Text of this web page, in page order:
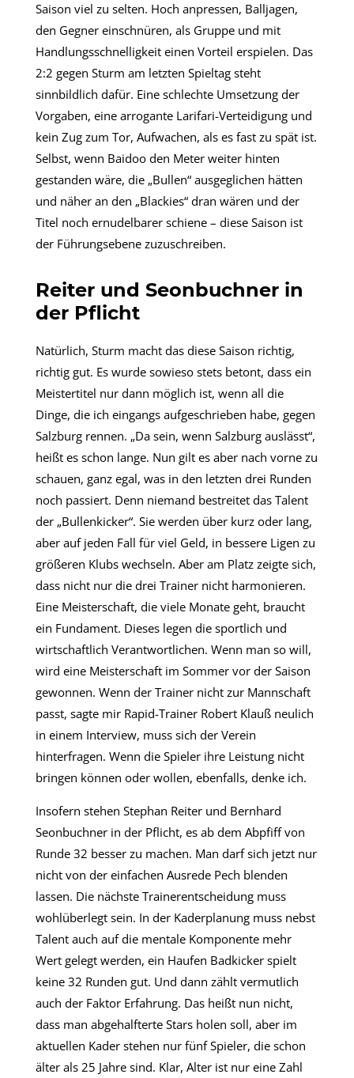
Saison viel zu selten. Hoch anpressen, Balljagen,
den Gegner einschnüren, als Gruppe und mit
Handlungsschnelligkeit einen Vorteil erspielen. Das
2:2 gegen Sturm am letzten Spieltag steht
sinnbildlich dafür. Eine schlechte Umsetzung der
Vorgaben, eine arrogante Larifari-Verteidigung und
kein Zug zum Tor, Aufwachen, als es fast zu spät ist.
Selbst, wenn Baidoo den Meter weiter hinten
gestanden wäre, die „Bullen“ ausgeglichen hätten
und näher an den „Blackies“ dran wären und der
Titel noch ernudelbarer schiene – diese Saison ist
der Führungsebene zuzuschreiben.
Reiter und Seonbuchner in
der Pflicht
Natürlich, Sturm macht das diese Saison richtig,
richtig gut. Es wurde sowieso stets betont, dass ein
Meistertitel nur dann möglich ist, wenn all die
Dinge, die ich eingangs aufgeschrieben habe, gegen
Salzburg rennen. „Da sein, wenn Salzburg auslässt“,
heißt es schon lange. Nun gilt es aber nach vorne zu
schauen, ganz egal, was in den letzten drei Runden
noch passiert. Denn niemand bestreitet das Talent
der „Bullenkicker“. Sie werden über kurz oder lang,
aber auf jeden Fall für viel Geld, in bessere Ligen zu
größeren Klubs wechseln. Aber am Platz zeigte sich,
dass nicht nur die drei Trainer nicht harmonieren.
Eine Meisterschaft, die viele Monate geht, braucht
ein Fundament. Dieses legen die sportlich und
wirtschaftlich Verantwortlichen. Wenn man so will,
wird eine Meisterschaft im Sommer vor der Saison
gewonnen. Wenn der Trainer nicht zur Mannschaft
passt, sagte mir Rapid-Trainer Robert Klauß neulich
in einem Interview, muss sich der Verein
hinterfragen. Wenn die Spieler ihre Leistung nicht
bringen können oder wollen, ebenfalls, denke ich.
Insofern stehen Stephan Reiter und Bernhard
Seonbuchner in der Pflicht, es ab dem Abpfiff von
Runde 32 besser zu machen. Man darf sich jetzt nur
nicht von der einfachen Ausrede Pech blenden
lassen. Die nächste Trainerentscheidung muss
wohlüberlegt sein. In der Kaderplanung muss nebst
Talent auch auf die mentale Komponente mehr
Wert gelegt werden, ein Haufen Badkicker spielt
keine 32 Runden gut. Und dann zählt vermutlich
auch der Faktor Erfahrung. Das heißt nun nicht,
dass man abgehalfterte Stars holen soll, aber im
aktuellen Kader stehen nur fünf Spieler, die schon
älter als 25 Jahre sind. Klar, Alter ist nur eine Zahl